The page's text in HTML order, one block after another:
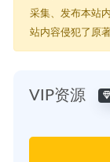
采集、发布本站
站内容侵犯了原
VIP资源